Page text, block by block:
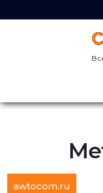
к
awtocom.ru